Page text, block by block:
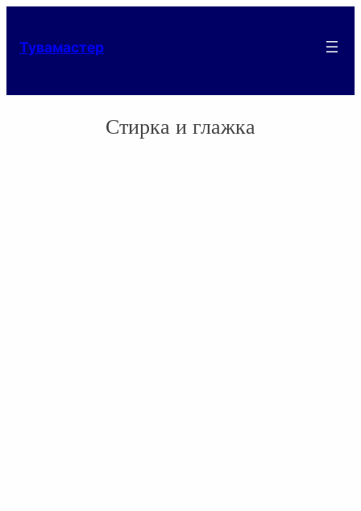
Тувамастер
Стирка и глажка